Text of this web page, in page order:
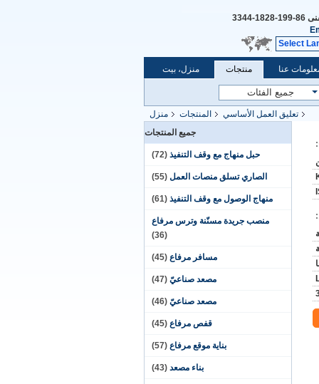
86-199-1828-3344
Select
منزل، بيت منتجات عنا
منزل المنتجات
تعليق العمل الأساسي
جميع المنتجات
حبل منهاج مع وقف التنفيذ (72)
الصاري تسلق منصات العمل (55)
منهاج الوصول مع وقف التنفيذ (61)
منصب جريدة مسنّنة وترس مرفاع
(36)
مسافر مرفاع (45)
مصعد صناعيّ (47)
مصعد صناعيّ (46)
قفص مرفاع (45)
بناية موقع مرفاع (57)
بناء مصعد (43)